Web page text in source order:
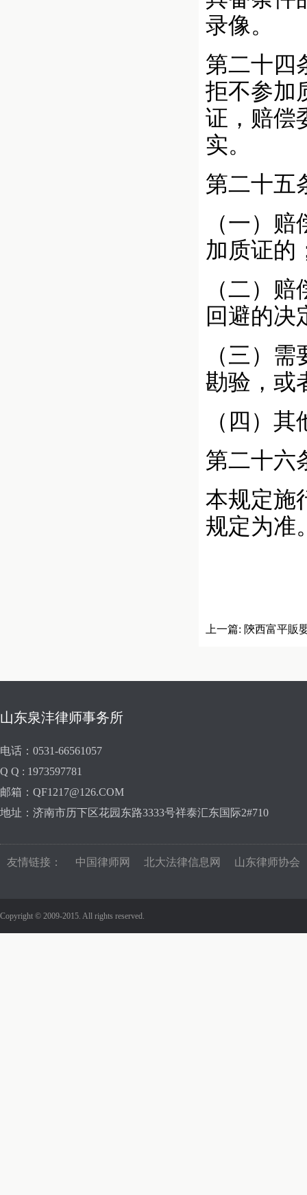
录像。
第二十四
拒不参加
证，赔偿
实。
第二十五
（一）
加质证的
（二）
回避的决
（三）
勘验，或
（四）
第二十六
本规定施
规定为准
上一篇: 陝西富平販
山东泉沣律师事务所
电话：0531-66561057
Q Q : 1973597781
邮箱：QF1217@126.COM
地址：济南市历下区花园东路3333号祥泰汇东国际2#710
友情链接： 中国律师网 北大法律信息网 山东律师协会
Copyright © 2009-2015. All rights reserved.